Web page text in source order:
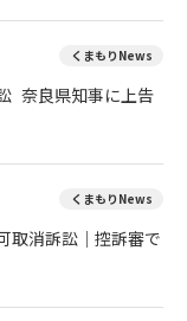
くまもりNews
奈良県知事に上告
くまもりNews
取消訴訟｜控訴審で